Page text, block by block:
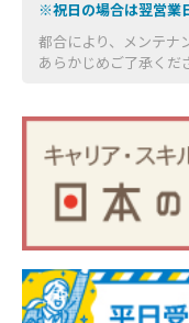
※祝日の場合は翌営業
都合により、メンテナ
あらかじめご了承くだ